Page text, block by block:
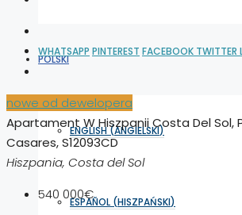
POLSKI
ENGLISH(ANGIELSKI)
ESPAÑOL (HISZPAŃSKI)
WHATSAPP PINTEREST FACEBOOK TWITTER
nowe od dewelopera
Apartament W Hiszpanii Costa Del Sol,
Casares, S12093CD
Hiszpania, Costa del Sol
540 000€